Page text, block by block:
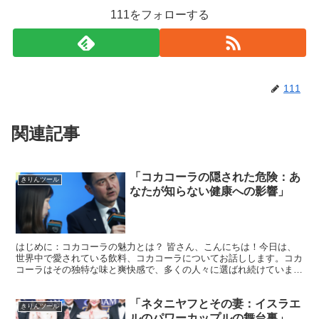
111をフォローする
111
関連記事
きりんツール
「コカコーラの隠された危険：あ
なたが知らない健康への影響」
はじめに：コカコーラの魅力とは？ 皆さん、こんにちは！今日は、
世界中で愛されている飲料、コカコーラについてお話しします。コカ
コーラはその独特な味と爽快感で、多くの人々に選ばれ続けています
きりんツール
「ネタニヤフとその妻：イスラエ